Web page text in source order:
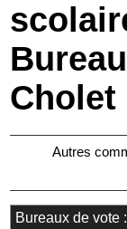
Economie
Cholet
Autres
Bureaux de vote